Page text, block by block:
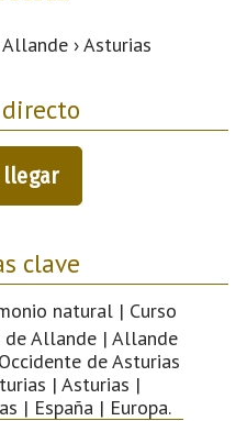
› Asturias
directo
llegar
clave
natural | Curso
Allande | Allande
de Asturias
| Asturias |
| España | Europa.